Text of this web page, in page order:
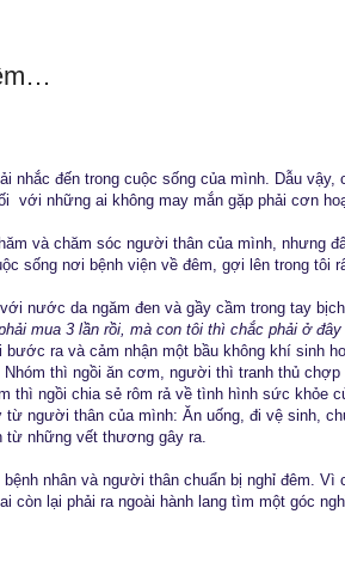
nhắc đến trong cuộc sống của mình. Dẫu vậy,
với những ai không may mắn gặp phải cơn
và chăm sóc người thân của mình, nhưng
sống nơi bệnh viện về đêm, gợi lên trong tôi
nước da ngăm đen và gầy cầm trong tay
mua 3 lần rồi, mà con tôi thì chắc phải ở
ra và cảm nhận một bầu không khí sinh
thì ngồi ăn cơm, người thì tranh thủ chợp
thì ngồi chia sẻ rôm rả về tình hình sức khỏe
người thân của mình: Ăn uống, đi vệ sinh,
từ những vết thương gây ra.
bệnh nhân và người thân chuẩn bị nghỉ đêm.
còn lại phải ra ngoài hành lang tìm một góc